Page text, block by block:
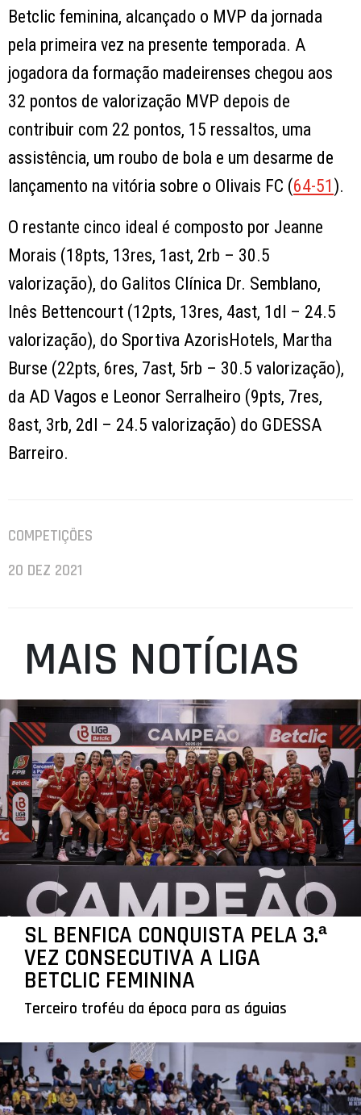
Betclic feminina, alcançado o MVP da jornada
pela primeira vez na presente temporada. A
jogadora da formação madeirenses chegou aos
32 pontos de valorização MVP depois de
contribuir com 22 pontos, 15 ressaltos, uma
assistência, um roubo de bola e um desarme de
lançamento na vitória sobre o Olivais FC (64-51 ).
O restante cinco ideal é composto por Jeanne
Morais (18pts, 13res, 1ast, 2rb – 30.5
valorização), do Galitos Clínica Dr. Semblano,
Inês Bettencourt (12pts, 13res, 4ast, 1dl – 24.5
valorização), do Sportiva AzorisHotels, Martha
Burse (22pts, 6res, 7ast, 5rb – 30.5 valorização),
da AD Vagos e Leonor Serralheiro (9pts, 7res,
8ast, 3rb, 2dl – 24.5 valorização) do GDESSA
Barreiro.
COMPETIÇÕES
20 DEZ 2021
MAIS NOTÍCIAS
SL BENFICA CONQUISTA PELA 3.ª
VEZ CONSECUTIVA A LIGA
BETCLIC FEMININA
Terceiro troféu da época para as águias